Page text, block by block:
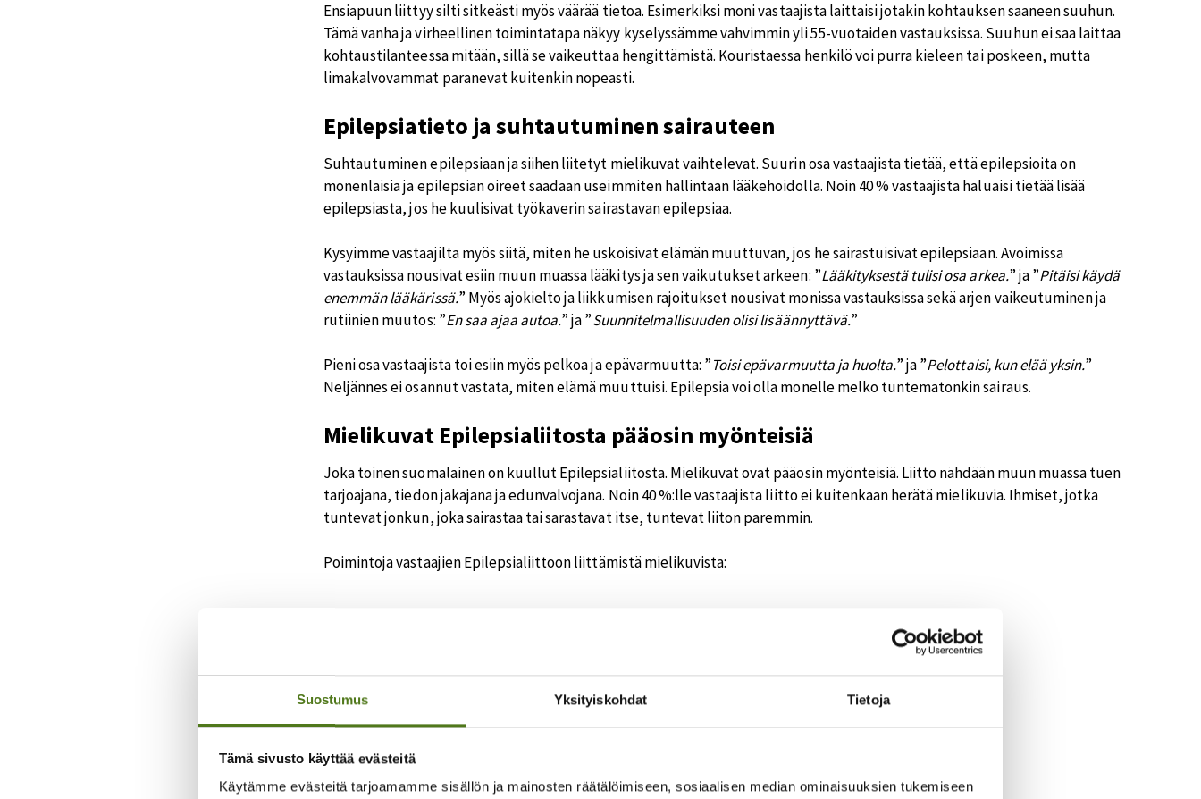
Suostumus Yksityiskohdat Tietoja
Tämä sivusto käyttää evästeitä
Käytämme evästeitä tarjoamamme sisällön ja mainosten räätälöimiseen, sosiaalisen median ominaisuuksien tukemiseen
Ensiapuun liittyy silti sitkeästi myös väärää tietoa. Esimerkiksi moni vastaajista laittaisi jotakin kohtauksen saaneen suuhun.
Tämä vanha ja virheellinen toimintatapa näkyy kyselyssämme vahvimmin yli 55-vuotaiden vastauksissa. Suuhun ei saa laittaa
kohtaustilanteessa mitään, sillä se vaikeuttaa hengittämistä. Kouristaessa henkilö voi purra kieleen tai poskeen, mutta
limakalvovammat paranevat kuitenkin nopeasti.
Epilepsiatieto ja suhtautuminen sairauteen
Suhtautuminen epilepsiaan ja siihen liitetyt mielikuvat vaihtelevat. Suurin osa vastaajista tietää, että epilepsioita on
monenlaisia ja epilepsian oireet saadaan useimmiten hallintaan lääkehoidolla. Noin 40 % vastaajista haluaisi tietää lisää
epilepsiasta, jos he kuulisivat työkaverin sairastavan epilepsiaa.
Kysyimme vastaajilta myös siitä, miten he uskoisivat elämän muuttuvan, jos he sairastuisivat epilepsiaan. Avoimissa
vastauksissa nousivat esiin muun muassa lääkitys ja sen vaikutukset arkeen: ”Lääkityksestä tulisi osa arkea.” ja ”Pitäisi käydä
enemmän lääkärissä.” Myös ajokielto ja liikkumisen rajoitukset nousivat monissa vastauksissa sekä arjen vaikeutuminen ja
rutiinien muutos: ”En saa ajaa autoa.” ja ”Suunnitelmallisuuden olisi lisäännyttävä.”
Pieni osa vastaajista toi esiin myös pelkoa ja epävarmuutta: ”Toisi epävarmuutta ja huolta.” ja ”Pelottaisi, kun elää yksin.”
Neljännes ei osannut vastata, miten elämä muuttuisi. Epilepsia voi olla monelle melko tuntematonkin sairaus.
Mielikuvat Epilepsialiitosta pääosin myönteisiä
Joka toinen suomalainen on kuullut Epilepsialiitosta. Mielikuvat ovat pääosin myönteisiä. Liitto nähdään muun muassa tuen
tarjoajana, tiedon jakajana ja edunvalvojana. Noin 40 %:lle vastaajista liitto ei kuitenkaan herätä mielikuvia. Ihmiset, jotka
tuntevat jonkun, joka sairastaa tai sarastavat itse, tuntevat liiton paremmin.
Poimintoja vastaajien Epilepsialiittoon liittämistä mielikuvista:
”Koen, että kaikki valtakunnalliset kansanterveys- ja vammaisjärjestöt ovat
”Ajaa epilepsiaa sairastavien etuja, antaa tukea ja tietoa, vertaistukea.”
”Asiantunteva, vastuullinen”